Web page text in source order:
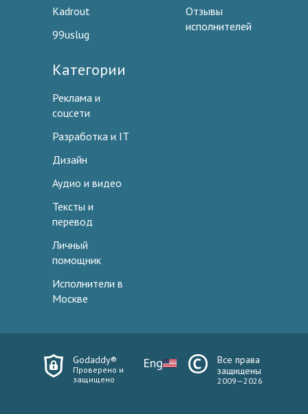
Kadrout
99uslug
Отзывы
исполнителей
Категории
Реклама и
соцсети
Разработка и IT
Дизайн
Аудио и видео
Тексты и
перевод
Личный
помощник
Исполнители в
Москве
Godaddy®
Проверено и
защищено
Eng
Все права
защищены
2009—2026